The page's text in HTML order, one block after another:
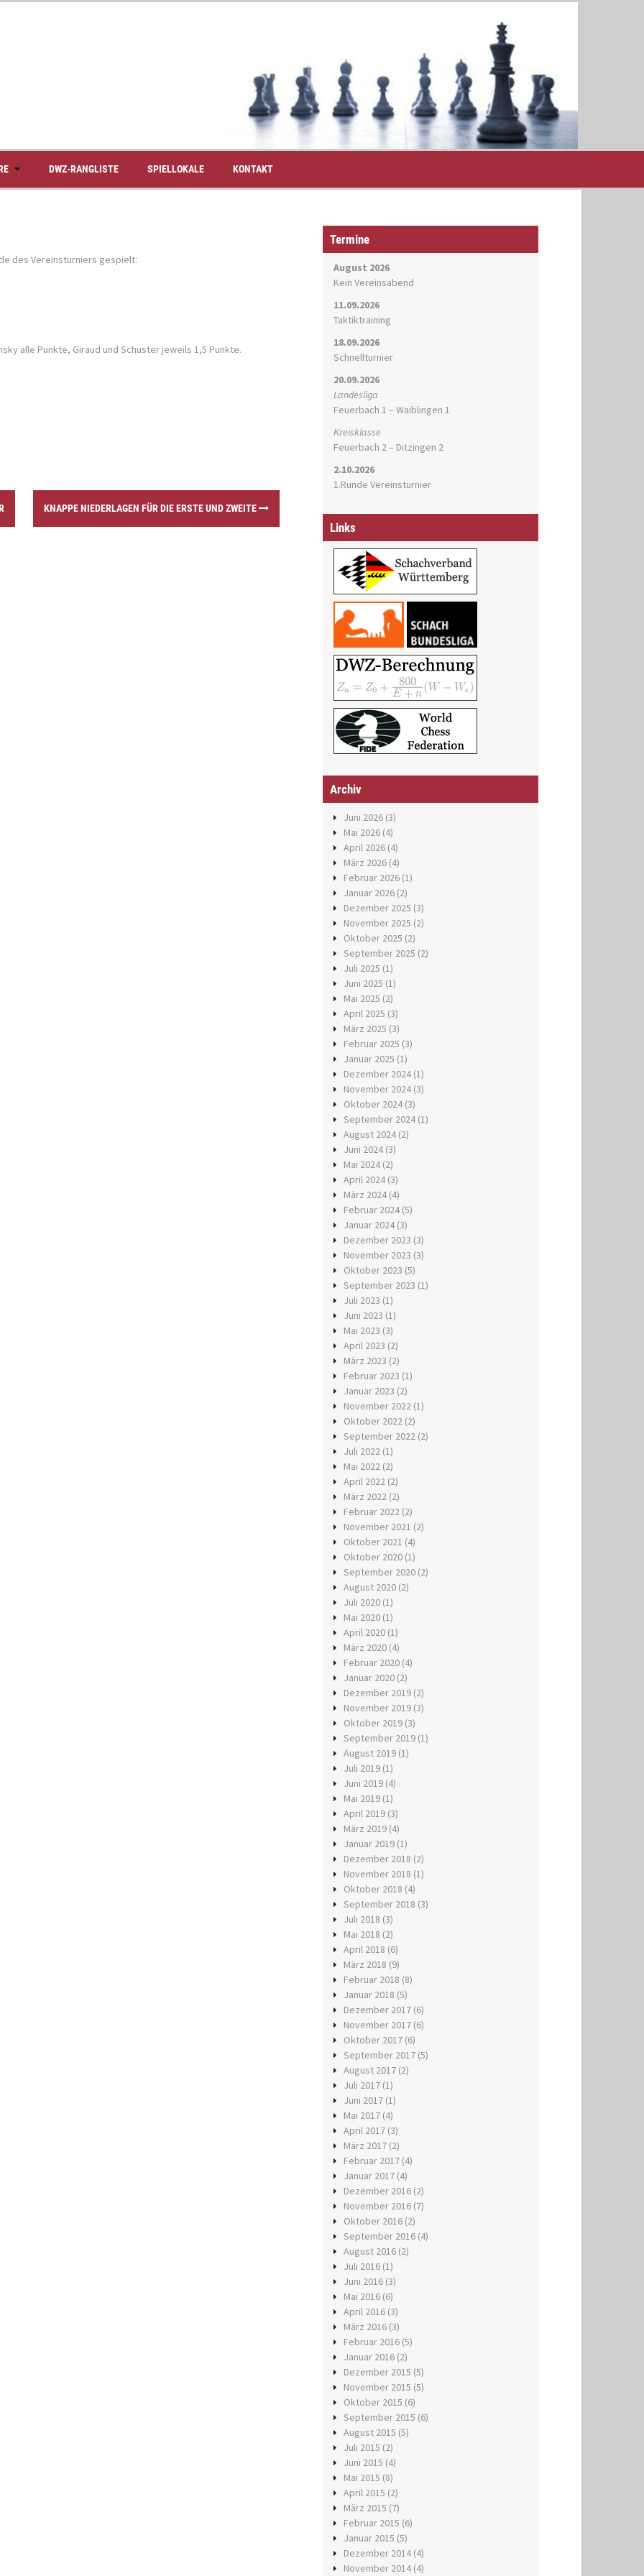
DWZ-RANGLISTE SPIELLOKALE KONTAKT
des Vereinsturniers gespielt:
alle Punkte, Giraud und Schuster jeweils 1,5 Punkte.
KNAPPE NIEDERLAGEN FÜR DIE ERSTE UND ZWEITE
Termine
August 2026
Kein Vereinsabend
11.09.2026
Taktiktraining
18.09.2026
Schnellturnier
20.09.2026
Landesliga
Feuerbach 1 – Waiblingen 1
Kreisklasse
Feuerbach 2 – Ditzingen 2
2.10.2026
1.Runde Vereinsturnier
Links
Archiv
Juni 2026 (3)
Mai 2026 (4)
April 2026 (4)
März 2026 (4)
Februar 2026 (1)
Januar 2026 (2)
Dezember 2025 (3)
November 2025 (2)
Oktober 2025 (2)
September 2025 (2)
Juli 2025 (1)
Juni 2025 (1)
Mai 2025 (2)
April 2025 (3)
März 2025 (3)
Februar 2025 (3)
Januar 2025 (1)
Dezember 2024 (1)
November 2024 (3)
Oktober 2024 (3)
September 2024 (1)
August 2024 (2)
Juni 2024 (3)
Mai 2024 (2)
April 2024 (3)
März 2024 (4)
Februar 2024 (5)
Januar 2024 (3)
Dezember 2023 (3)
November 2023 (3)
Oktober 2023 (5)
September 2023 (1)
Juli 2023 (1)
Juni 2023 (1)
Mai 2023 (3)
April 2023 (2)
März 2023 (2)
Februar 2023 (1)
Januar 2023 (2)
November 2022 (1)
Oktober 2022 (2)
September 2022 (2)
Juli 2022 (1)
Mai 2022 (2)
April 2022 (2)
März 2022 (2)
Februar 2022 (2)
November 2021 (2)
Oktober 2021 (4)
Oktober 2020 (1)
September 2020 (2)
August 2020 (2)
Juli 2020 (1)
Mai 2020 (1)
April 2020 (1)
März 2020 (4)
Februar 2020 (4)
Januar 2020 (2)
Dezember 2019 (2)
November 2019 (3)
Oktober 2019 (3)
September 2019 (1)
August 2019 (1)
Juli 2019 (1)
Juni 2019 (4)
Mai 2019 (1)
April 2019 (3)
März 2019 (4)
Januar 2019 (1)
Dezember 2018 (2)
November 2018 (1)
Oktober 2018 (4)
September 2018 (3)
Juli 2018 (3)
Mai 2018 (2)
April 2018 (6)
März 2018 (9)
Februar 2018 (8)
Januar 2018 (5)
Dezember 2017 (6)
November 2017 (6)
Oktober 2017 (6)
September 2017 (5)
August 2017 (2)
Juli 2017 (1)
Juni 2017 (1)
Mai 2017 (4)
April 2017 (3)
März 2017 (2)
Februar 2017 (4)
Januar 2017 (4)
Dezember 2016 (2)
November 2016 (7)
Oktober 2016 (2)
September 2016 (4)
August 2016 (2)
Juli 2016 (1)
Juni 2016 (3)
Mai 2016 (6)
April 2016 (3)
März 2016 (3)
Februar 2016 (5)
Januar 2016 (2)
Dezember 2015 (5)
November 2015 (5)
Oktober 2015 (6)
September 2015 (6)
August 2015 (5)
Juli 2015 (2)
Juni 2015 (4)
Mai 2015 (8)
April 2015 (2)
März 2015 (7)
Februar 2015 (6)
Januar 2015 (5)
Dezember 2014 (4)
November 2014 (4)